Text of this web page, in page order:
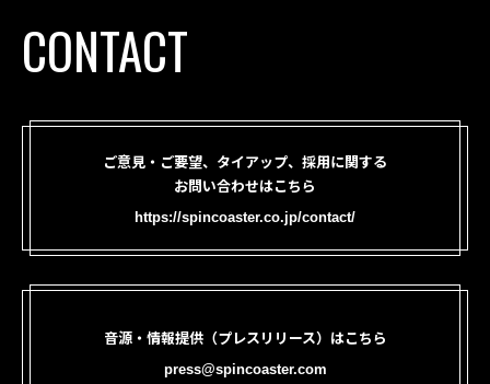
CONTACT
ご意見・ご要望、タイアップ、採用に関する
お問い合わせはこちら
https://spincoaster.co.jp/contact/
音源・情報提供（プレスリリース）はこちら
press@spincoaster.com